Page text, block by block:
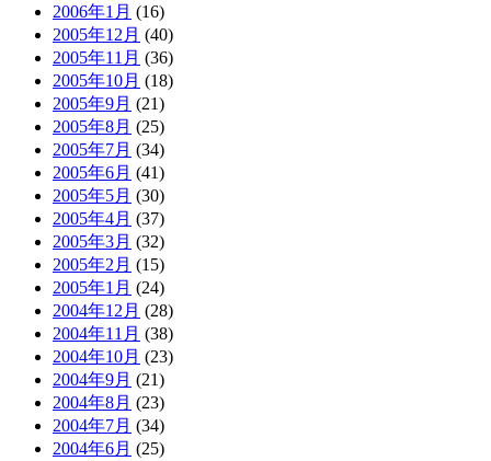
2006年1月 (16)
2005年12月 (40)
2005年11月 (36)
2005年10月 (18)
2005年9月 (21)
2005年8月 (25)
2005年7月 (34)
2005年6月 (41)
2005年5月 (30)
2005年4月 (37)
2005年3月 (32)
2005年2月 (15)
2005年1月 (24)
2004年12月 (28)
2004年11月 (38)
2004年10月 (23)
2004年9月 (21)
2004年8月 (23)
2004年7月 (34)
2004年6月 (25)